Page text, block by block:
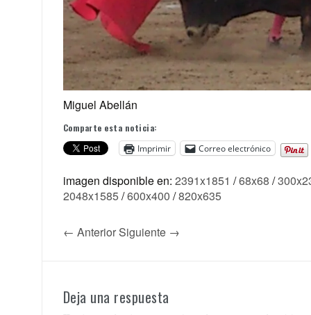
Miguel Abellán
Comparte esta noticia:
Imprimir
Correo electrónico
imagen disponible en: 2391x1851 /68x68 /
2048x1585/600x400 /820x635
← Anterior Siguiente →
Deja una respuesta